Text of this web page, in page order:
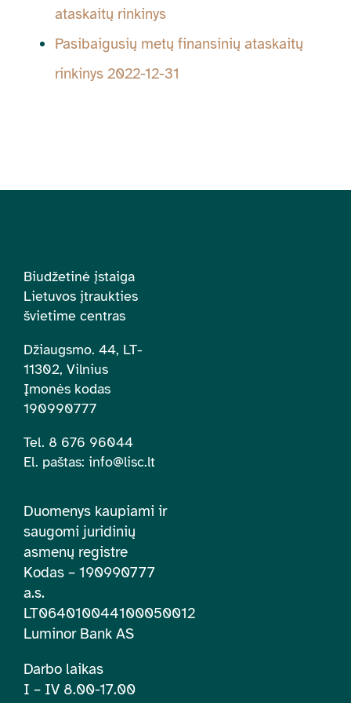
ataskaitų rinkinys
Pasibaigusių metų finansinių ataskaitų
rinkinys 2022-12-31
Biudžetinė įstaiga
Lietuvos įtraukties
švietime centras
Džiaugsmo. 44, LT-
11302, Vilnius
Įmonės kodas
190990777
Tel. 8 676 96044
El. paštas: info@lisc.lt
Duomenys kaupiami ir
saugomi juridinių
asmenų registre
Kodas – 190990777
a.s.
LT064010044100050012
Luminor Bank AS
Darbo laikas
I – IV 8.00-17.00